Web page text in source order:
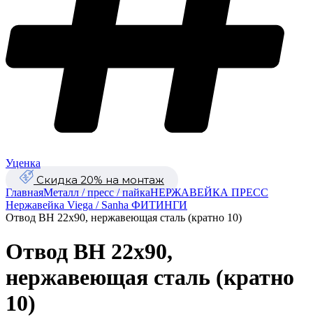
Уценка
Скидка 20% на монтаж
ГлавнаяМеталл / пресс / пайкаНЕРЖАВЕЙКА ПРЕСС
Нержавейка Viega / Sanha ФИТИНГИ
Отвод ВН 22х90, нержавеющая сталь (кратно 10)
Отвод ВН 22х90,
нержавеющая сталь (кратно
10)